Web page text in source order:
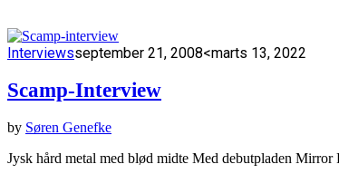
Interviewsseptember 21, 2008<marts 13, 2022
Scamp-Interview
by Søren Genefke
Jysk hård metal med blød midte Med debutpladen